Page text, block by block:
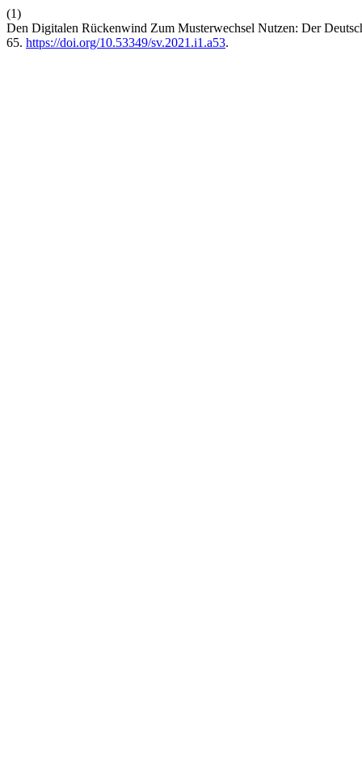
(1)
Den Digitalen Rückenwind Zum Musterwechsel Nutzen: Der
65. https://doi.org/10.53349/sv.2021.i1.a53.